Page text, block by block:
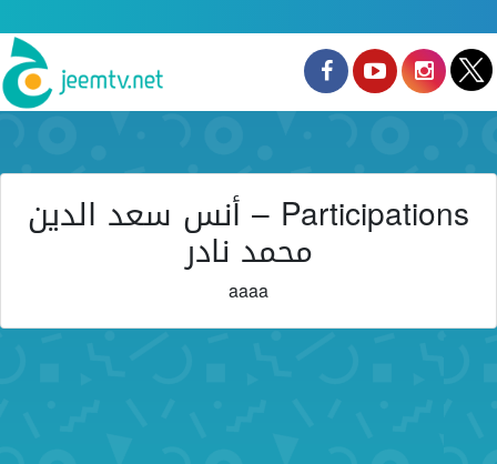
Participations – أنس سعد الدين
محمد نادر
aaaa